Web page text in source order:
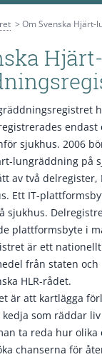
Om Svenska Hjärt-
Hjärt-
endast
sjukhus. 2006
lungräddning på
av två delregister,
Ett IT-
sjukhus.
plattformsbyte i
är ett
från staten
HLR-rådet.
är att kartlägga
som räddar
ta reda hur olika
chanserna för